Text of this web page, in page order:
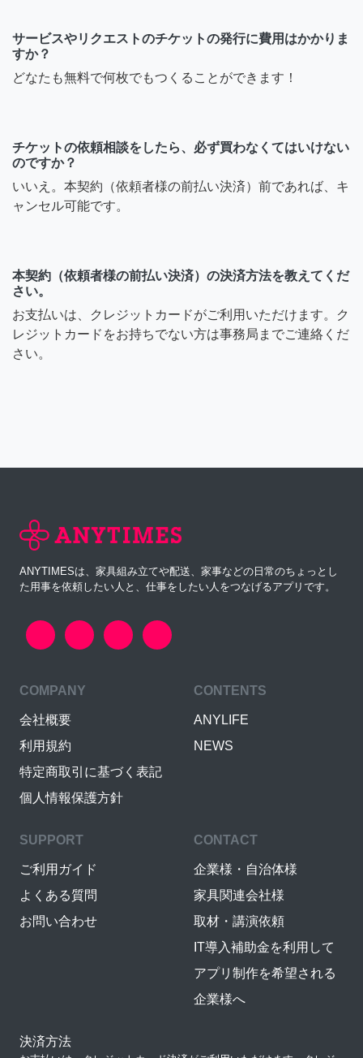
サービスやリクエストのチケットの発行に費用はかかりま
すか？
どなたも無料で何枚でもつくることができます！
チケットの依頼相談をしたら、必ず買わなくてはいけない
のですか？
いいえ。本契約（依頼者様の前払い決済）前であれば、キ
ャンセル可能です。
本契約（依頼者様の前払い決済）の決済方法を教えてくだ
さい。
お支払いは、クレジットカードがご利用いただけます。ク
レジットカードをお持ちでない方は事務局までご連絡くだ
さい。
ANYTIMESは、家具組み立てや配送、家事などの日常のちょっとし
た用事を依頼したい人と、仕事をしたい人をつなげるアプリです。
COMPANY
会社概要
利用規約
特定商取引に基づく表記
個人情報保護方針
CONTENTS
ANYLIFE
NEWS
SUPPORT
ご利用ガイド
よくある質問
お問い合わせ
CONTACT
企業様・自治体様
家具関連会社様
取材・講演依頼
IT導入補助金を利用して
アプリ制作を希望される
企業様へ
決済方法